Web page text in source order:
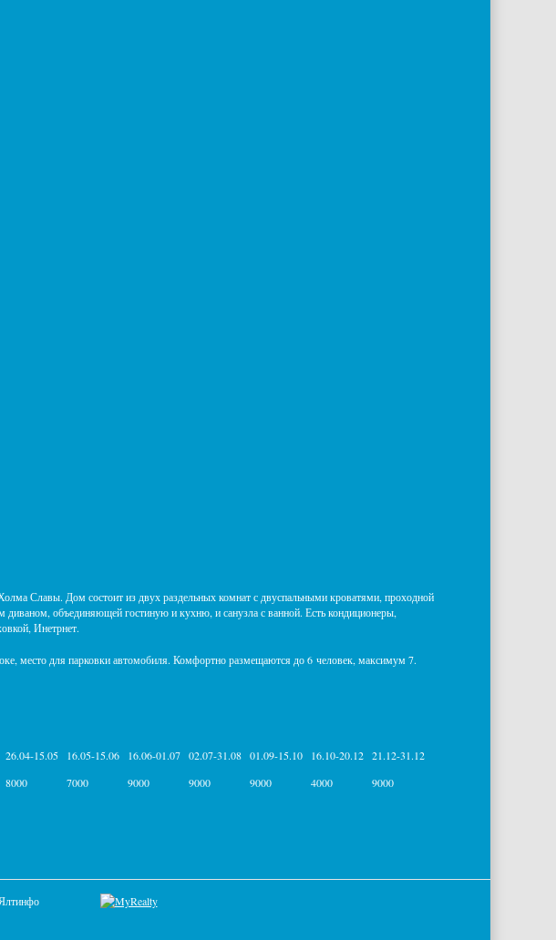
Славы. Дом состоит из двух раздельных комнат с двуспальными кроватями, проходной
диваном, объединяющей гостиную и кухню, и санузла с ванной. Есть кондиционеры,
Инетрнет.
место для парковки автомобиля. Комфортно размещаются до 6 человек, максимум 7.
26.04-15.05 16.05-15.06 16.06-01.07 02.07-31.08 01.09-15.10 16.10-20.12 21.12-31.12
8000 7000 9000 9000 9000 4000 9000